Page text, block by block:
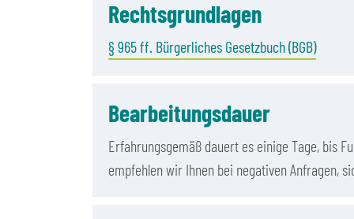
Rechtsgrundlagen
§ 965 ff. Bürgerliches Gesetzbuch (BGB)
Bearbeitungsdauer
Erfahrungsgemäß dauert es einige Tage, bis
empfehlen wir Ihnen bei negativen Anfragen,